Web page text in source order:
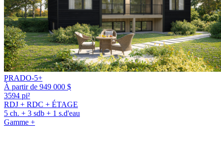
PRADO-5+
À partir de 949 000 $
3594 pi²
RDJ + RDC + ÉTAGE
5 ch. + 3 sdb + 1 s.d'eau
Gamme +